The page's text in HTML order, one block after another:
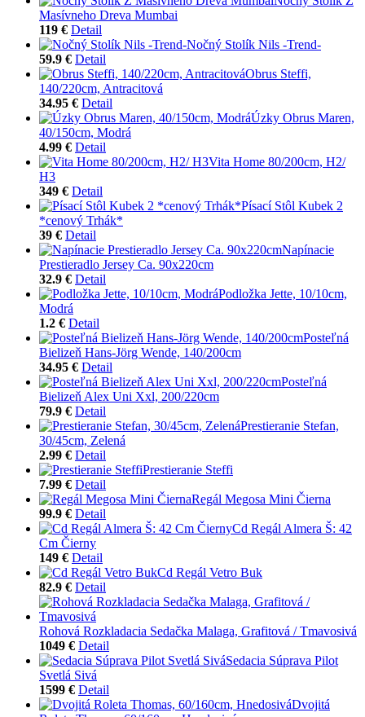
Masívneho Dreva Mumbai
119 € Detail
Nočný Stolík Nils -Trend-
59.9 € Detail
Obrus Steffi,
140/220cm, Antracitová
34.95 € Detail
Úzky Obrus Maren,
40/150cm, Modrá
4.99 € Detail
Vita Home 80/200cm, H2/
H3
349 € Detail
Písací Stôl Kubek 2
*cenový Trhák*
39 € Detail
Napínacie
Prestieradlo Jersey Ca. 90x220cm
32.9 € Detail
Podložka Jette, 10/10cm,
Modrá
1.2 € Detail
Posteľná
Bielizeň Hans-Jörg Wende, 140/200cm
34.95 € Detail
Posteľná
Bielizeň Alex Uni Xxl, 200/220cm
79.9 € Detail
Prestieranie Stefan,
30/45cm, Zelená
2.99 € Detail
Prestieranie Steffi
7.99 € Detail
Regál Megosa Mini Čierna
99.9 € Detail
Cd Regál Almera Š: 42
Cm Čierny
149 € Detail
Cd Regál Vetro Buk
82.9 € Detail
Rohová Rozkladacia Sedačka Malaga, Grafitová / Tmavosivá
1049 € Detail
Sedacia Súprava Pilot
Svetlá Sivá
1599 € Detail
Dvojitá